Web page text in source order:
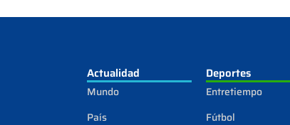
Actualidad
Mundo
País
Deportes
Entretiempo
Fútbol